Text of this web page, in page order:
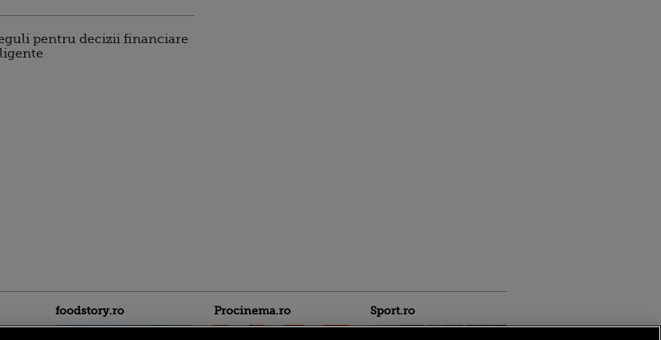
pentru decizii financiare
foodstory.ro Procinema.ro Sport.ro